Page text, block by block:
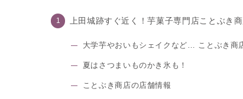
上田城跡すぐ近く！芋菓子専門店ことぶき
大学芋やおいもシェイクなど… ことぶき商
夏はさつまいものかき氷も！
ことぶき商店の店舗情報